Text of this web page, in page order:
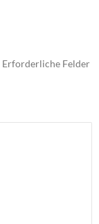
Erforderliche Felder